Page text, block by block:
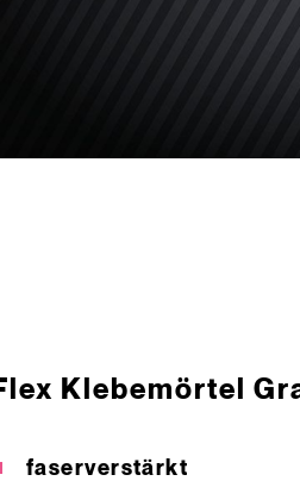
Klebemörtel
faserverstärkt